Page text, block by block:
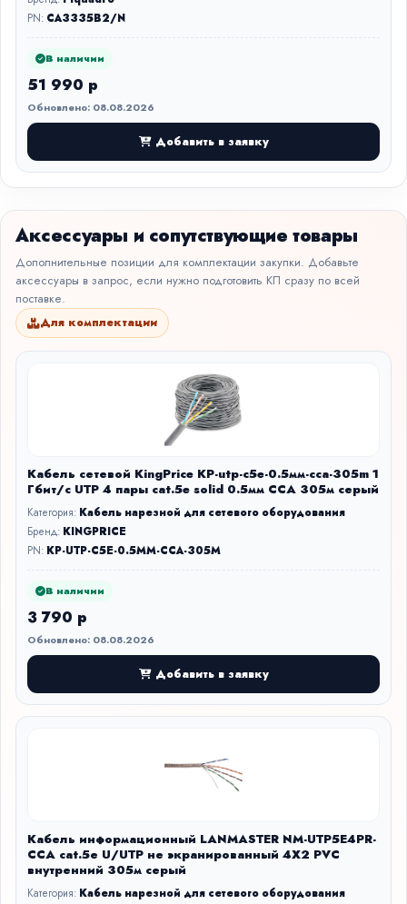
PN: CA3335B2/N
В наличии
51 990 р
Обновлено: 08.08.2026
Добавить в заявку
Аксессуары и сопутствующие товары
Дополнительные позиции для комплектации закупки. Добавьте
аксессуары в запрос, если нужно подготовить КП сразу по всей
поставке.
Для комплектации
Кабель сетевой KingPrice KP-utp-c5e-0.5мм-cca-305m 1
Гбит/с UTP 4 пары cat.5e solid 0.5мм CCA 305м серый
Категория: Кабель нарезной для сетевого оборудования
Бренд: KINGPRICE
PN: KP-UTP-C5E-0.5MM-CCA-305M
В наличии
3 790 р
Обновлено: 08.08.2026
Добавить в заявку
Кабель информационный LANMASTER NM-UTP5E4PR-
CCA cat.5е U/UTP не экранированный 4X2 PVC
внутренний 305м серый
Категория: Кабель нарезной для сетевого оборудования